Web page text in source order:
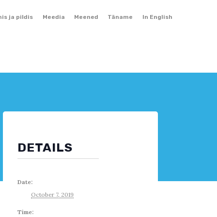
ja pildis Meedia Meened Täname In English
DETAILS
Date:
October 7, 2019
Time: